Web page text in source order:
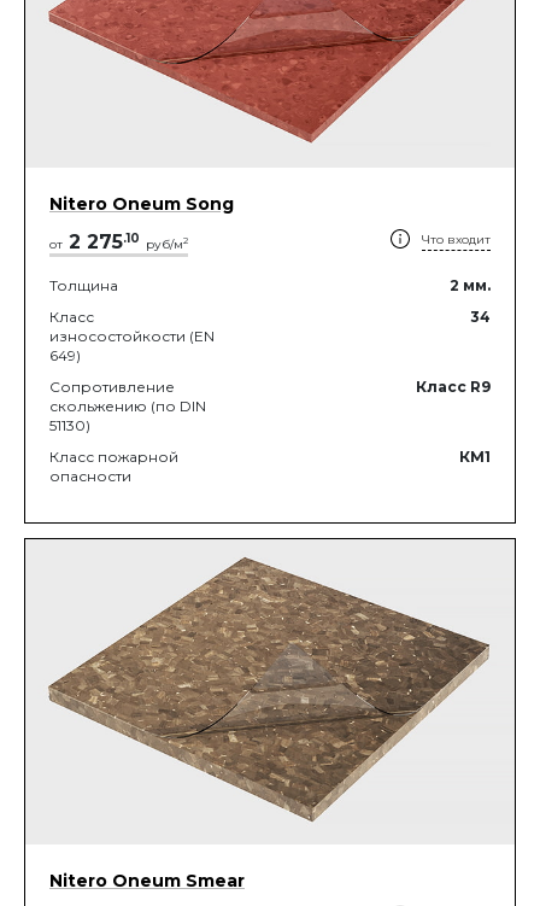
Nitero Oneum Song
от 2 275.10 руб/м2 Что входит
Толщина 2 мм.
Класс
износостойкости (EN
649)
34
Сопротивление
скольжению (по DIN
51130)
Класс R9
Класс пожарной
опасности
КМ1
Nitero Oneum Smear